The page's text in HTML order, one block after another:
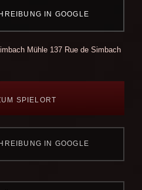
IN GOOGLE
Mühle137 Rue de Simbach
SPIELORT
IN GOOGLE